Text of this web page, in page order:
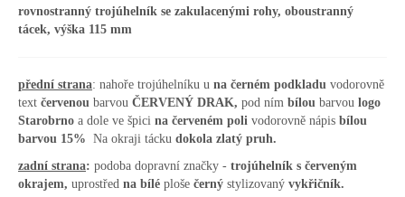
rovnostranný trojúhelník se zakulacenými rohy, oboustranný
tácek, výška 115 mm
přední strana: nahoře trojúhelníku u na černém podkladu vodorovně
text červenou barvou ČERVENÝ DRAK, pod ním bílou barvou logo
Starobrno a dole ve špici na červeném poli vodorovně nápis bílou
barvou 15% Na okraji tácku dokola zlatý pruh.
zadní strana: podoba dopravní značky - trojúhelník s červeným
okrajem, uprostřed na bílé ploše černý stylizovaný vykřičník.